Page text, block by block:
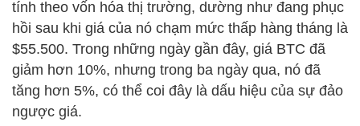
tính theo vốn hóa thị trường, dường như đang phục
hồi sau khi giá của nó chạm mức thấp hàng tháng là
$55.500. Trong những ngày gần đây, giá BTC đã
giảm hơn 10%, nhưng trong ba ngày qua, nó đã
tăng hơn 5%, có thể coi đây là dấu hiệu của sự đảo
ngược giá.